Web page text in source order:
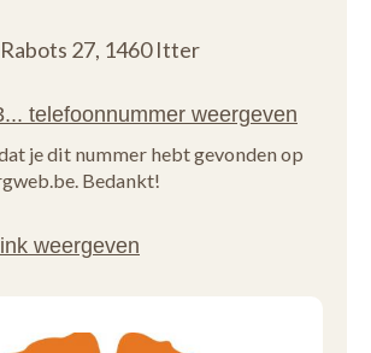
27, 1460 Itter
je dit nummer hebt gevonden op
Bedankt!